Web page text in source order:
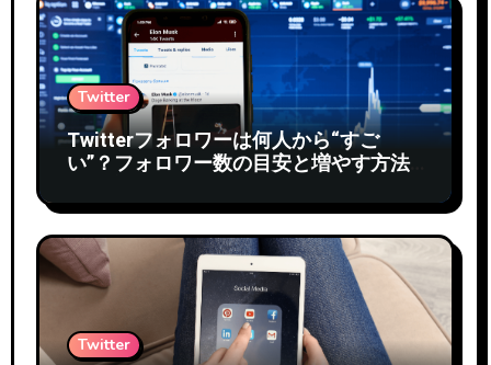
Twitter
Twitterフォロワーは何人から“すご
い”？フォロワー数の目安と増やす方法
Twitter